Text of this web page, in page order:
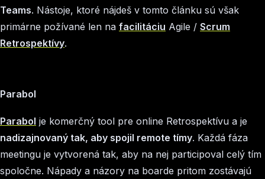
Teams. Nástoje, ktoré nájdeš v tomto článku sú však
primárne požívané len na facilitáciu Agile / Scrum
Retrospektívy.
Parabol
Parabol je komerčný tool pre online Retrospektívu a je
nadizajnovaný tak, aby spojil remote tímy. Každá fáza
meetingu je vytvorená tak, aby na nej participoval celý tím
spoločne. Nápady a názory na boarde pritom zostávajú